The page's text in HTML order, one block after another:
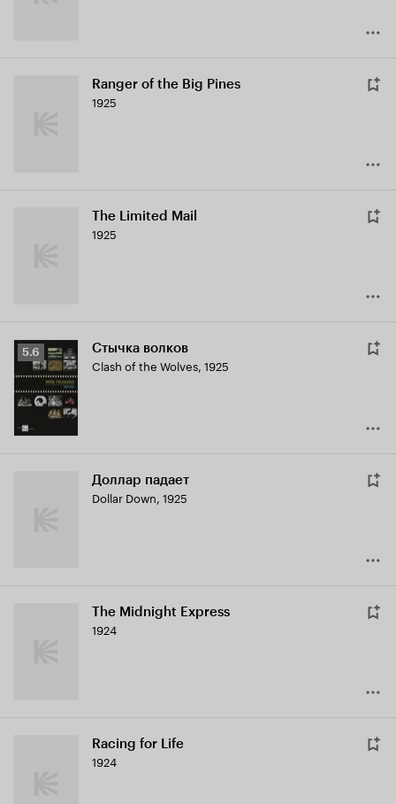
Ranger of the Big Pines
1925
The Limited Mail
1925
Рейтинг
Кинопоиска
5.6 Стычка волков
Clash of the Wolves, 1925
Доллар падает
Dollar Down, 1925
The Midnight Express
1924
Racing for Life
1924